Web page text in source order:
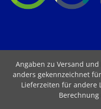
Angaben zu Versand
anders gekennzeichnet
Lieferzeiten für andere